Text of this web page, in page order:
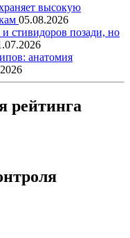
высокую
05.08.2026
стивидоров позади, но
анатомия
рейтинга